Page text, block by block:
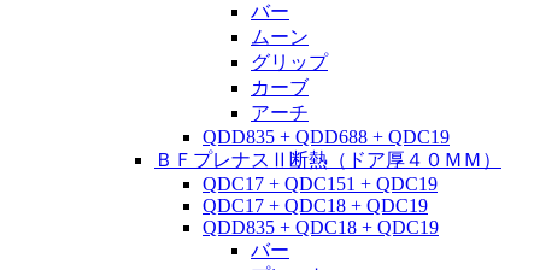
バー
ムーン
グリップ
カーブ
アーチ
QDD835 + QDD688 + QDC19
ＢＦプレナスⅡ断熱（ドア厚４０ＭＭ）
QDC17 + QDC151 + QDC19
QDC17 + QDC18 + QDC19
QDD835 + QDC18 + QDC19
バー